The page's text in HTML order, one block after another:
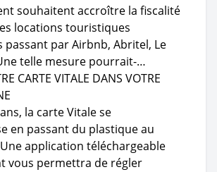
souhaitent accroître la fiscalité
locations touristiques
passant par Airbnb, Abritel, Le
telle mesure pourrait-…
CARTE VITALE DANS VOTRE
la carte Vitale se
en passant du plastique au
application téléchargeable
vous permettra de régler